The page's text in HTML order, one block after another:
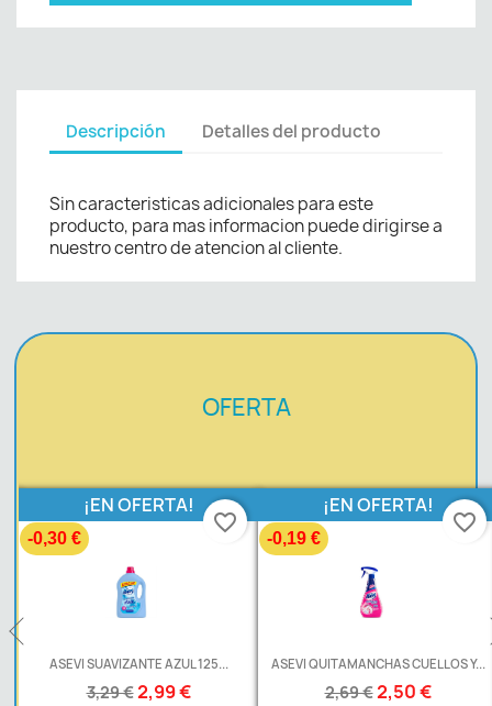
Descripción Detalles del producto
Sin caracteristicas adicionales para este
producto, para mas informacion puede dirigirse a
nuestro centro de atencion al cliente.
OFERTA
ASEVI SUAVIZANTE AZUL 125...
3,29 €2,99 €
¡EN OFERTA!
-0,30 €
favorite_border
ASEVI QUITAMANCHAS CUELLOS Y...
2,69 €2,50 €
¡EN OFERTA!
-0,19 €
favorite_border